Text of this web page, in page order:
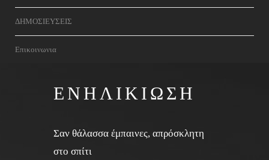
ΔΗΜΟΣΙΕΥΣΕΙΣ
Επικοινωνια
ΕΝΗΛΙΚΙΩΣΗ
Σαν θάλασσα έμπαινες, απρόσκλητη
στο σπίτι